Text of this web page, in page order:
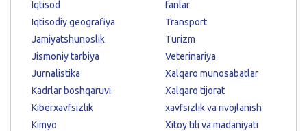
Iqtisod
Iqtisodiy geografiya
Jamiyatshunoslik
Jismoniy tarbiya
Jurnalistika
Kadrlar boshqaruvi
Kiberxavfsizlik
Kimyo
fanlar
Transport
Turizm
Veterinariya
Xalqaro munosabatlar
Xalqaro tijorat
xavfsizlik va rivojlanish
Xitoy tili va madaniyati